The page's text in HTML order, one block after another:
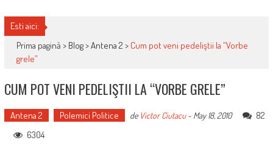
Esti aici:
Prima pagină > Blog>Antena 2 > Cum pot veni pedeliştii la “Vorbe
grele”
CUM POT VENI PEDELIŞTII LA “VORBE GRELE”
Antena 2 Polemici Politice de Victor Ciutacu- May 18, 2010
82
6304